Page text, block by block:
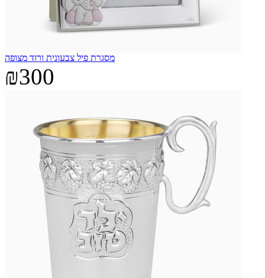
מסגרת פיל צבעונית ורוד מצופה
₪300